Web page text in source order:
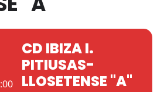
CD IBIZA I.
PITIUSAS-
LLOSETENSE "A"